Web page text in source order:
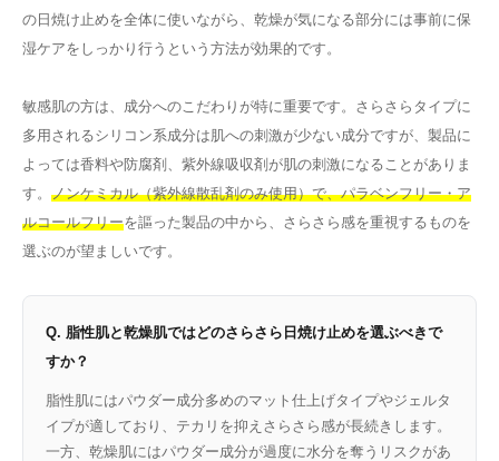
の日焼け止めを全体に使いながら、乾燥が気になる部分には事前に保
湿ケアをしっかり行うという方法が効果的です。
敏感肌の方は、成分へのこだわりが特に重要です。さらさらタイプに
多用されるシリコン系成分は肌への刺激が少ない成分ですが、製品に
よっては香料や防腐剤、紫外線吸収剤が肌の刺激になることがありま
す。 ノンケミカル（紫外線散乱剤のみ使用）で、パラベンフリー・ア
ルコールフリーを謳った製品の中から、さらさら感を重視するものを
選ぶのが望ましいです。
Q. 脂性肌と乾燥肌ではどのさらさら日焼け止めを選ぶべきで
すか？
脂性肌にはパウダー成分多めのマット仕上げタイプやジェルタ
イプが適しており、テカリを抑えさらさら感が長続きします。
一方、乾燥肌にはパウダー成分が過度に水分を奪うリスクがあ